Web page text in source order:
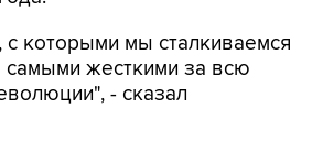
с которыми мы сталкиваемся
самыми жесткими за всю
- сказал